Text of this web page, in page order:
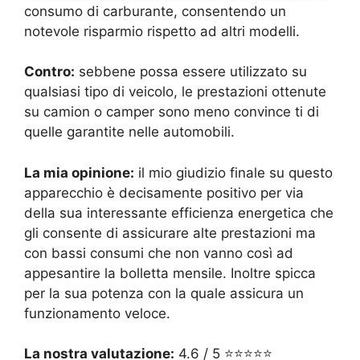
consumo di carburante, consentendo un
notevole risparmio rispetto ad altri modelli.
Contro: sebbene possa essere utilizzato su
qualsiasi tipo di veicolo, le prestazioni ottenute
su camion o camper sono meno convince ti di
quelle garantite nelle automobili.
La mia opinione: il mio giudizio finale su questo
apparecchio è decisamente positivo per via
della sua interessante efficienza energetica che
gli consente di assicurare alte prestazioni ma
con bassi consumi che non vanno così ad
appesantire la bolletta mensile. Inoltre spicca
per la sua potenza con la quale assicura un
funzionamento veloce.
La nostra valutazione: 4.6 / 5 ⭐⭐⭐⭐⭐